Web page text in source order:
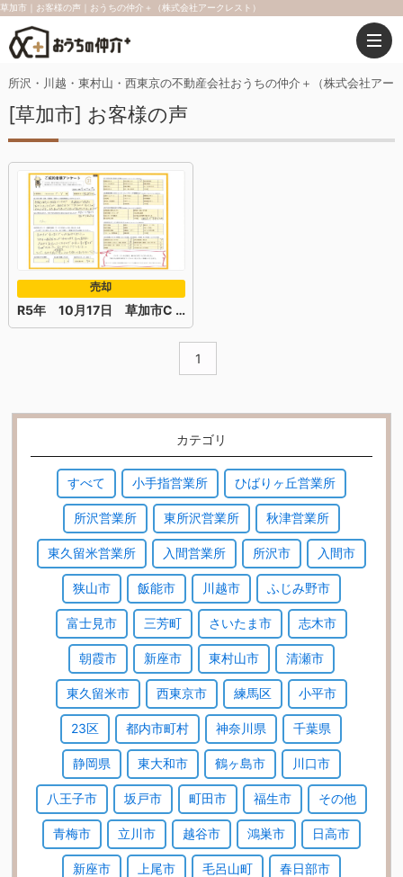
草加市｜お客様の声｜おうちの仲介＋（株式会社アークレスト）
所沢・川越・東村山・西東京の不動産会社おうちの仲介＋（株式会社アー
[草加市] お客様の声
売却
R5年 10月17日 草加市C Y様
1
カテゴリ
すべて 小手指営業所 ひばりヶ丘営業所
所沢営業所 東所沢営業所 秋津営業所
東久留米営業所 入間営業所 所沢市 入間市
狭山市 飯能市 川越市 ふじみ野市
富士見市 三芳町 さいたま市 志木市
朝霞市 新座市 東村山市 清瀬市
東久留米市 西東京市 練馬区 小平市
23区 都内市町村 神奈川県 千葉県
静岡県 東大和市 鶴ヶ島市 川口市
八王子市 坂戸市 町田市 福生市 その他
青梅市 立川市 越谷市 鴻巣市 日高市
新座市 上尾市 毛呂山町 春日部市